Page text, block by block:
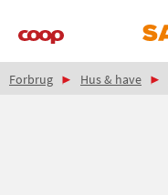
Main
Brødkrumme
Forbrug Hus & have